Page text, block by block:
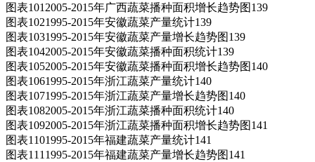
图表1012005-2015年广西蔬菜播种面积增长趋势图139
图表1021995-2015年安徽蔬菜产量统计139
图表1031995-2015年安徽蔬菜产量增长趋势图139
图表1042005-2015年安徽蔬菜播种面积统计139
图表1052005-2015年安徽蔬菜播种面积增长趋势图140
图表1061995-2015年浙江蔬菜产量统计140
图表1071995-2015年浙江蔬菜产量增长趋势图140
图表1082005-2015年浙江蔬菜播种面积统计140
图表1092005-2015年浙江蔬菜播种面积增长趋势图141
图表1101995-2015年福建蔬菜产量统计141
图表1111995-2015年福建蔬菜产量增长趋势图141